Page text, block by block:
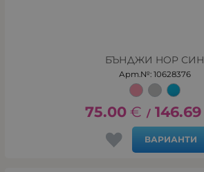
БЪНДЖИ HOP СИН
Арт.№: 10628376
75.00 € / 146.69
ВАРИАНТИ